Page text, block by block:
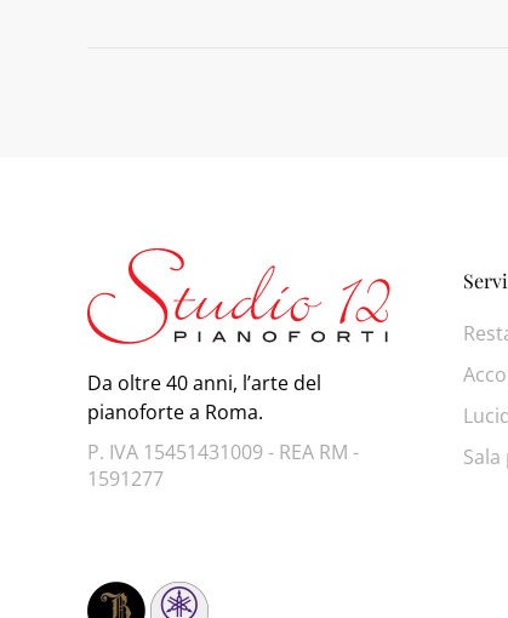
Da oltre 40 anni, l’arte del
pianoforte a Roma.
P. IVA 15451431009 - REA RM -
1591277